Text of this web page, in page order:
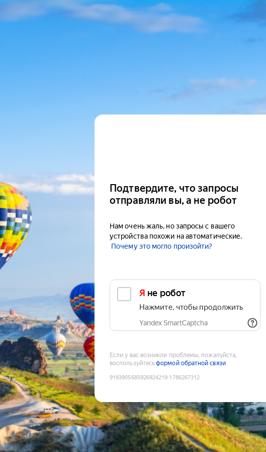
Подтвердите, что запросы
отправляли вы, а не робот
Нам очень жаль, но запросы с вашего
устройства похожи на автоматические.
Почему это могло произойти?
Я не робот
Нажмите, чтобы продолжить
Yandex SmartCaptcha
Если у вас возникли проблемы, пожалуйста,
воспользуйтесьформой обратной связи
9193905685926924219:1786267312